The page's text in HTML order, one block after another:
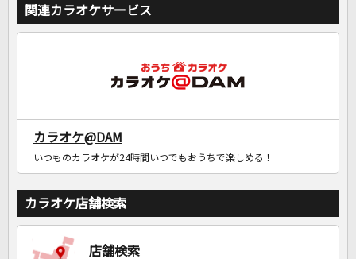
関連カラオケサービス
カラオケ@DAM
いつものカラオケが24時間いつでもおうちで楽しめる！
カラオケ店舗検索
店舗検索